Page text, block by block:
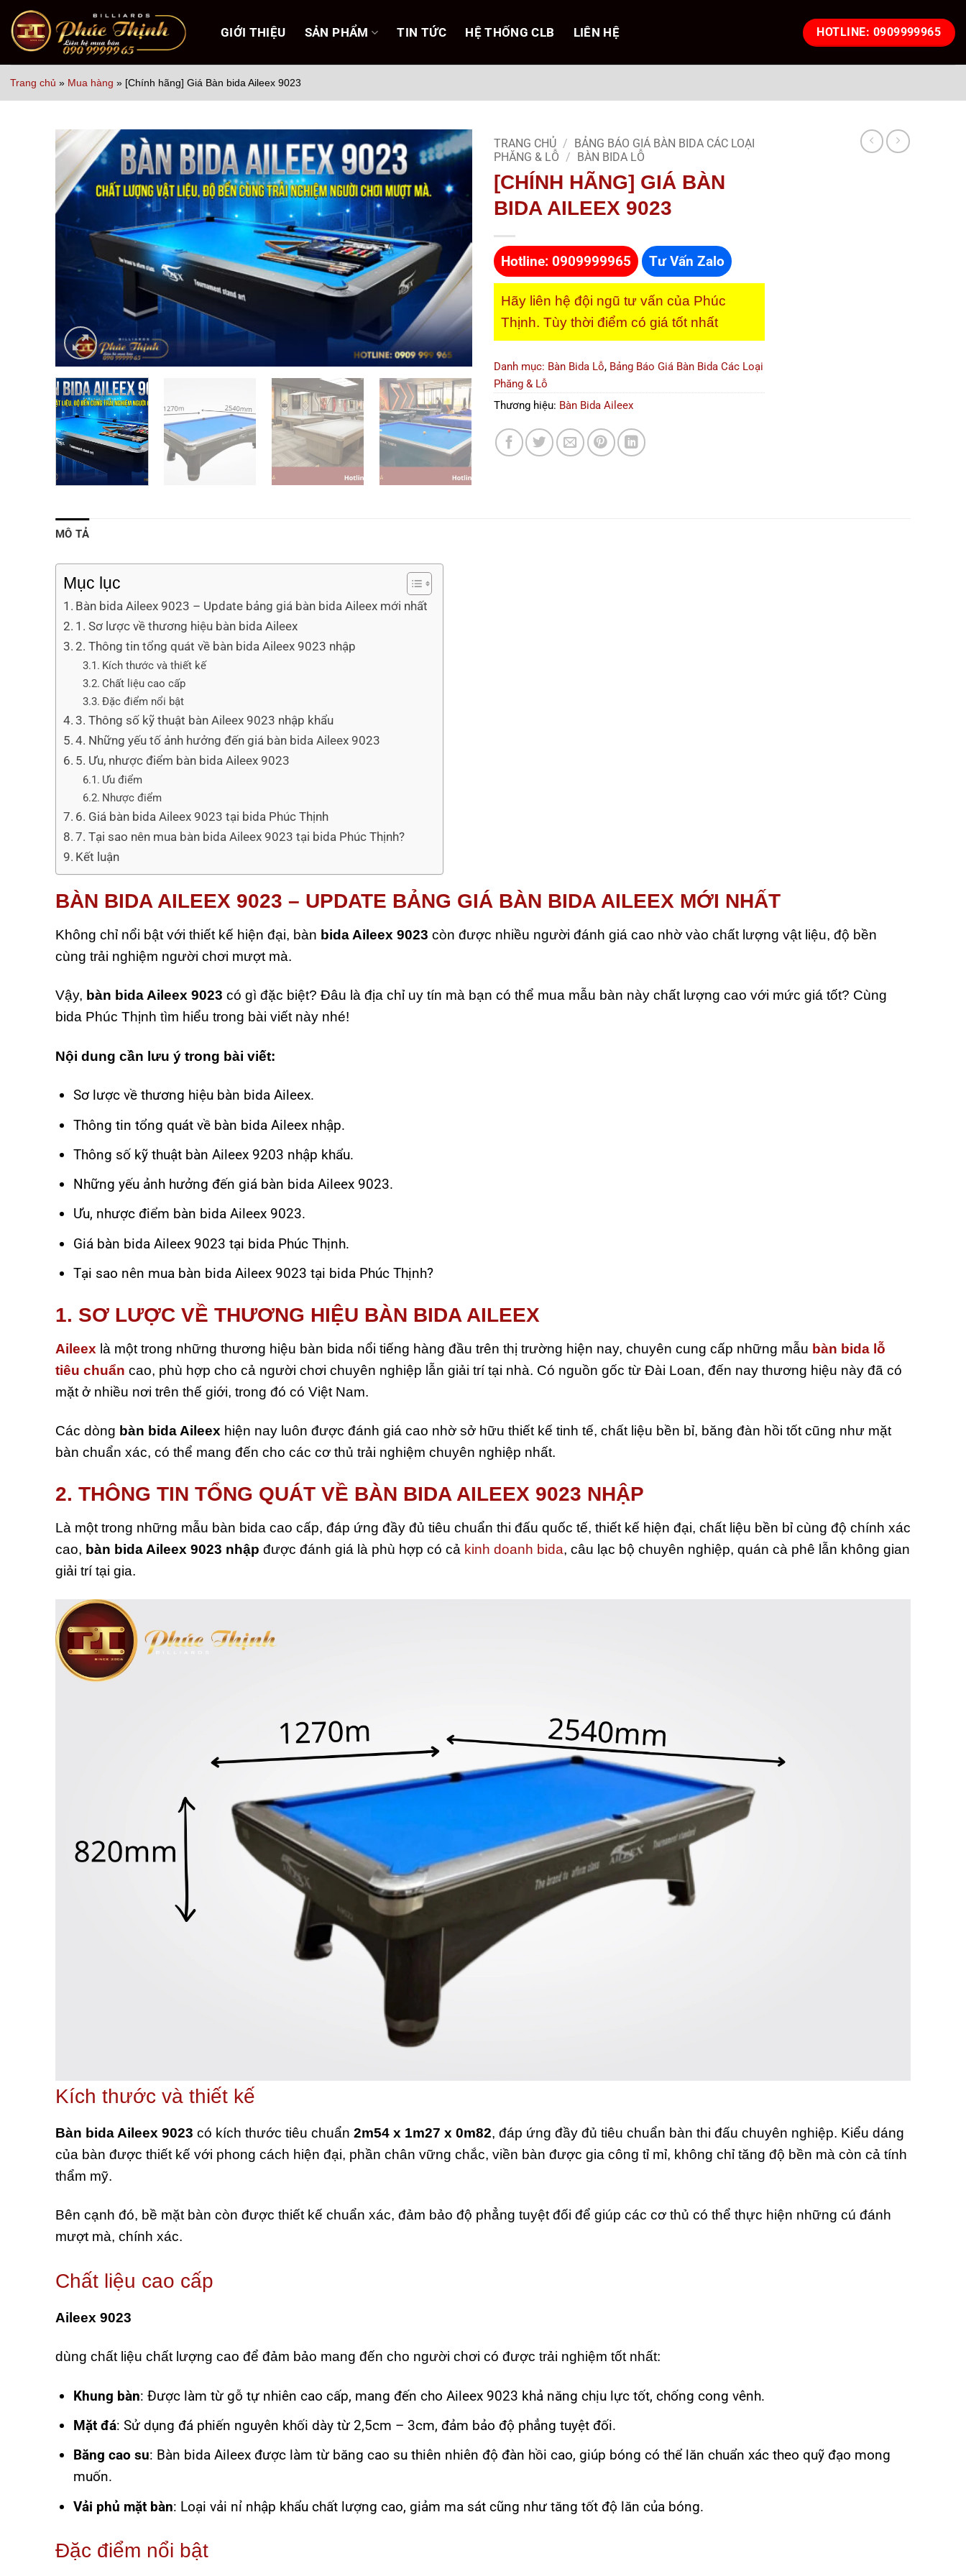
qua
GIỚI THIỆU SẢN PHẨM TIN TỨC HỆ THỐNG CLB LIÊN HỆ HOTLINE: 0909999965
Trang chủ » Mua hàng » [Chính hãng] Giá Bàn bida Aileex 9023
TRANG CHỦ / BẢNG BÁO GIÁ BÀN BIDA CÁC LOẠI
PHĂNG & LỖ / BÀN BIDA LỖ
[CHÍNH HÃNG] GIÁ BÀN
BIDA AILEEX 9023
Hotline: 0909999965 Tư Vấn Zalo
Hãy liên hệ đội ngũ tư vấn của Phúc
Thịnh. Tùy thời điểm có giá tốt nhất
Danh mục: Bàn Bida Lỗ, Bảng Báo Giá Bàn Bida Các Loại
Phăng & Lỗ
Thương hiệu: Bàn Bida Aileex
MÔ TẢ
Mục lục
Bàn bida Aileex 9023 – Update bảng giá bàn bida Aileex mới nhất
1. Sơ lược về thương hiệu bàn bida Aileex
2. Thông tin tổng quát về bàn bida Aileex 9023 nhập
Kích thước và thiết kế
Chất liệu cao cấp
Đặc điểm nổi bật
3. Thông số kỹ thuật bàn Aileex 9023 nhập khẩu
4. Những yếu tố ảnh hưởng đến giá bàn bida Aileex 9023
5. Ưu, nhược điểm bàn bida Aileex 9023
Ưu điểm
Nhược điểm
6. Giá bàn bida Aileex 9023 tại bida Phúc Thịnh
7. Tại sao nên mua bàn bida Aileex 9023 tại bida Phúc Thịnh?
Kết luận
BÀN BIDA AILEEX 9023 – UPDATE BẢNG GIÁ BÀN BIDA AILEEX MỚI NHẤT
Không chỉ nổi bật với thiết kế hiện đại, bàn bida Aileex 9023 còn được nhiều người đánh giá cao nhờ vào chất lượng vật liệu, độ bền
cùng trải nghiệm người chơi mượt mà.
Vậy, bàn bida Aileex 9023 có gì đặc biệt? Đâu là địa chỉ uy tín mà bạn có thể mua mẫu bàn này chất lượng cao với mức giá tốt? Cùng
bida Phúc Thịnh tìm hiểu trong bài viết này nhé!
Nội dung cần lưu ý trong bài viết:
Sơ lược về thương hiệu bàn bida Aileex.
Thông tin tổng quát về bàn bida Aileex nhập.
Thông số kỹ thuật bàn Aileex 9203 nhập khẩu.
Những yếu ảnh hưởng đến giá bàn bida Aileex 9023.
Ưu, nhược điểm bàn bida Aileex 9023.
Giá bàn bida Aileex 9023 tại bida Phúc Thịnh.
Tại sao nên mua bàn bida Aileex 9023 tại bida Phúc Thịnh?
1. SƠ LƯỢC VỀ THƯƠNG HIỆU BÀN BIDA AILEEX
Aileex là một trong những thương hiệu bàn bida nổi tiếng hàng đầu trên thị trường hiện nay, chuyên cung cấp những mẫu bàn bida lỗ
tiêu chuẩn cao, phù hợp cho cả người chơi chuyên nghiệp lẫn giải trí tại nhà. Có nguồn gốc từ Đài Loan, đến nay thương hiệu này đã có
mặt ở nhiều nơi trên thế giới, trong đó có Việt Nam.
Các dòng bàn bida Aileex hiện nay luôn được đánh giá cao nhờ sở hữu thiết kế tinh tế, chất liệu bền bỉ, băng đàn hồi tốt cũng như mặt
bàn chuẩn xác, có thể mang đến cho các cơ thủ trải nghiệm chuyên nghiệp nhất.
2. THÔNG TIN TỔNG QUÁT VỀ BÀN BIDA AILEEX 9023 NHẬP
Là một trong những mẫu bàn bida cao cấp, đáp ứng đầy đủ tiêu chuẩn thi đấu quốc tế, thiết kế hiện đại, chất liệu bền bỉ cùng độ chính xác
cao, bàn bida Aileex 9023 nhập được đánh giá là phù hợp có cả kinh doanh bida, câu lạc bộ chuyên nghiệp, quán cà phê lẫn không gian
giải trí tại gia.
Kích thước và thiết kế
Bàn bida Aileex 9023 có kích thước tiêu chuẩn 2m54 x 1m27 x 0m82, đáp ứng đầy đủ tiêu chuẩn bàn thi đấu chuyên nghiệp. Kiểu dáng
của bàn được thiết kế với phong cách hiện đại, phần chân vững chắc, viền bàn được gia công tỉ mỉ, không chỉ tăng độ bền mà còn cả tính
thẩm mỹ.
Bên cạnh đó, bề mặt bàn còn được thiết kế chuẩn xác, đảm bảo độ phẳng tuyệt đối để giúp các cơ thủ có thể thực hiện những cú đánh
mượt mà, chính xác.
Chất liệu cao cấp
Aileex 9023
dùng chất liệu chất lượng cao để đảm bảo mang đến cho người chơi có được trải nghiệm tốt nhất:
Khung bàn: Được làm từ gỗ tự nhiên cao cấp, mang đến cho Aileex 9023 khả năng chịu lực tốt, chống cong vênh.
Mặt đá: Sử dụng đá phiến nguyên khối dày từ 2,5cm – 3cm, đảm bảo độ phẳng tuyệt đối.
Băng cao su: Bàn bida Aileex được làm từ băng cao su thiên nhiên độ đàn hồi cao, giúp bóng có thể lăn chuẩn xác theo quỹ đạo mong
muốn.
Vải phủ mặt bàn: Loại vải nỉ nhập khẩu chất lượng cao, giảm ma sát cũng như tăng tốt độ lăn của bóng.
Đặc điểm nổi bật